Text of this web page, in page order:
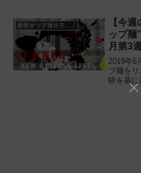
年版わ
説、実
【今
ップ麺
月第3週
2019年6
プ麺を
験を基に
説! 独自
も公開